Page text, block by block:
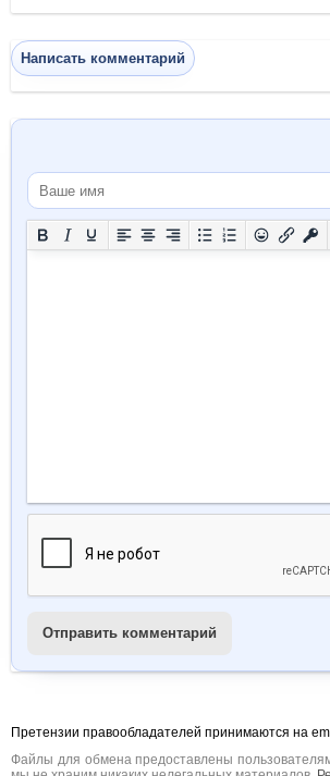
Написать комментарий
Отправить комментарий
Претензии правообладателей принимаются на
Файлы для обмена предоставлены